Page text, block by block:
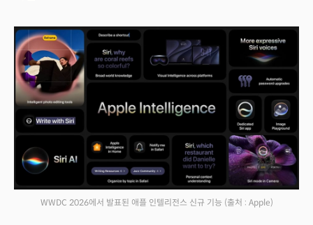
WWDC 2026에서 발표된 애플 인텔리전스 신규 기능 (출처 : Apple)